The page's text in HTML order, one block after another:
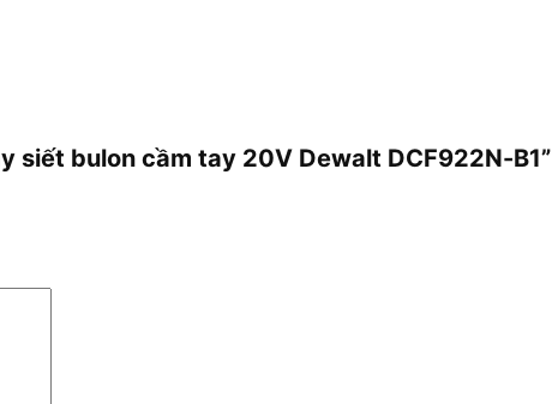
siết bulon cầm tay 20V Dewalt DCF922N-B1”